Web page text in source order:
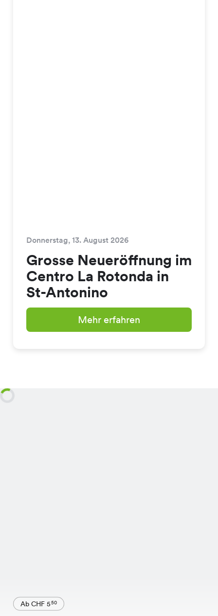
Donnerstag, 13. August 2026
Grosse Neueröffnung im
Centro La Rotonda in
St-Antonino
Mehr erfahren
Ab CHF 550